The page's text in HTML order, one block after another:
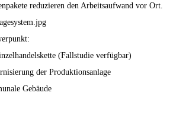
reduzieren den Arbeitsaufwand vor Ort.
(Fallstudie verfügbar)
der Produktionsanlage
Gebäude